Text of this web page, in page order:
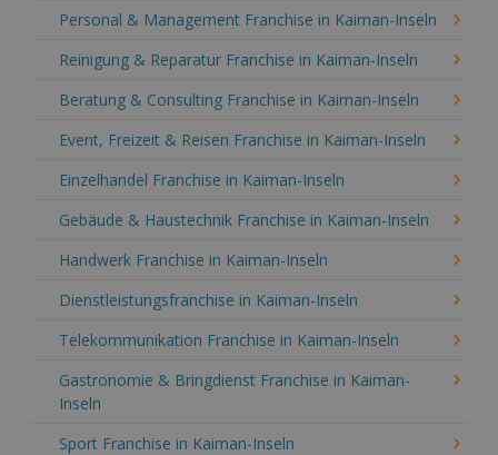
Personal & Management Franchise in Kaiman-Inseln
Reinigung & Reparatur Franchise in Kaiman-Inseln
Beratung & Consulting Franchise in Kaiman-Inseln
Event, Freizeit & Reisen Franchise in Kaiman-Inseln
Einzelhandel Franchise in Kaiman-Inseln
Gebäude & Haustechnik Franchise in Kaiman-Inseln
Handwerk Franchise in Kaiman-Inseln
Dienstleistungsfranchise in Kaiman-Inseln
Telekommunikation Franchise in Kaiman-Inseln
Gastronomie & Bringdienst Franchise in Kaiman-
Inseln
Sport Franchise in Kaiman-Inseln